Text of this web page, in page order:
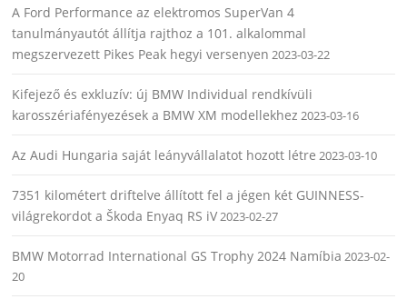
A Ford Performance az elektromos SuperVan 4
tanulmányautót állítja rajthoz a 101. alkalommal
megszervezett Pikes Peak hegyi versenyen 2023-03-22
Kifejező és exkluzív: új BMW Individual rendkívüli
karosszériafényezések a BMW XM modellekhez 2023-03-16
Az Audi Hungaria saját leányvállalatot hozott létre 2023-03-10
7351 kilométert driftelve állított fel a jégen két GUINNESS-
világrekordot a Škoda Enyaq RS iV2023-02-27
BMW Motorrad International GS Trophy 2024 Namíbia 2023-02-
20